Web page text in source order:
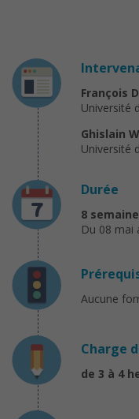
François
Université
Ghislain
Université
Durée
8
Du 08 mai
Aucune
Charge
de 3 à 4